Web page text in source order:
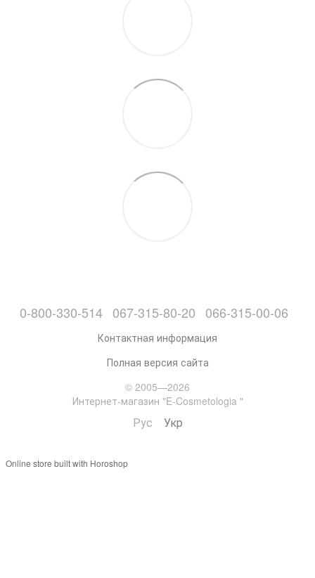
0-800-330-514 067-315-80-20 066-315-00-06
Контактная информация
Полная версия сайта
© 2005—2026
Интернет-магазин "E-Cosmetologia "
Рус Укр
Online store built with Horoshop